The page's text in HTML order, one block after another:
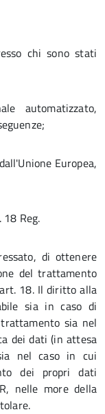
chi sono stati
automatizzato,
Europea,
Reg.
di ottenere
del trattamento
18. Il diritto alla
sia in caso di
sia nel
dei dati (in attesa
nel caso in cui
dei propri dati
nelle more della